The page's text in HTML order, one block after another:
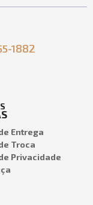
1882
Entrega
Troca
Privacidade